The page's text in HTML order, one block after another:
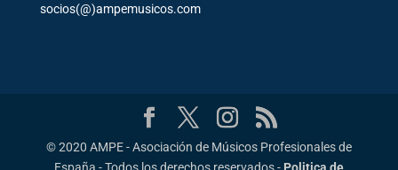
socios(@)ampemusicos.com
© 2020 AMPE - Asociación de Músicos Profesionales de